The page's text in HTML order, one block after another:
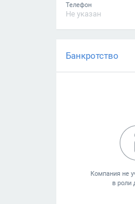
Телефон
Не указан
Банкротство